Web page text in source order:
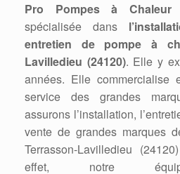
Pro Pompes à Chaleur
spécialisée dans
entretien de pompe à
Lavilledieu (24120). Elle y
années. Elle
service des grandes
assurons l’installation,
vente de grandes marques
Terrasson-Lavilledieu
effet, notre